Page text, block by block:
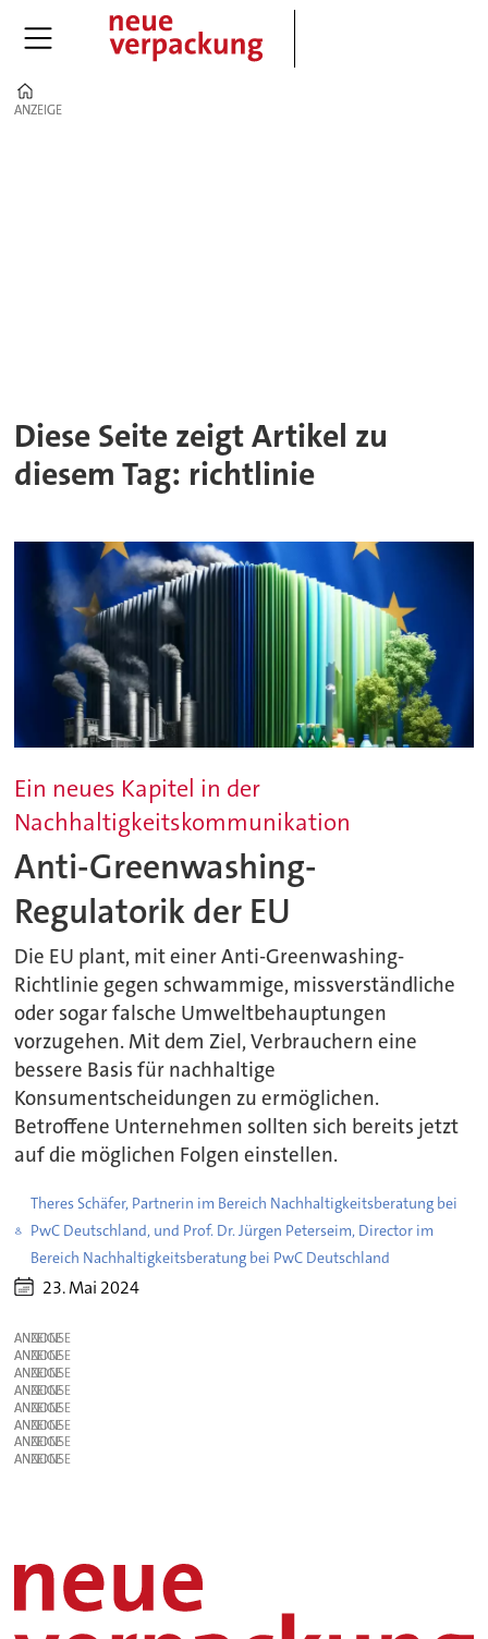
ANZEIGE
ANZEIGE
Diese Seite zeigt Artikel zu
diesem Tag: richtlinie
Ein neues Kapitel in der
Nachhaltigkeitskommunikation
Anti-Greenwashing-
Regulatorik der EU
Die EU plant, mit einer Anti-Greenwashing-
Richtlinie gegen schwammige, missverständliche
oder sogar falsche Umweltbehauptungen
vorzugehen. Mit dem Ziel, Verbrauchern eine
bessere Basis für nachhaltige
Konsumentscheidungen zu ermöglichen.
Betroffene Unternehmen sollten sich bereits jetzt
auf die möglichen Folgen einstellen.
Theres Schäfer, Partnerin im Bereich Nachhaltigkeitsberatung bei
PwC Deutschland, und Prof. Dr. Jürgen Peterseim, Director im
Bereich Nachhaltigkeitsberatung bei PwC Deutschland
23. Mai 2024
ANZEIGE
ANZEIGE
ANZEIGE
ANZEIGE
ANZEIGE
ANZEIGE
ANZEIGE
ANZEIGE